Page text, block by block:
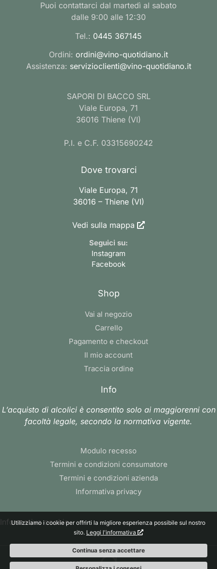
Puoi contattarci dal martedì al sabato
dalle 9:00 alle 12:30
Tel.: 0445 367145
Ordini: ordini@vino-quotidiano.it
Assistenza: servizioclienti@vino-quotidiano.it
SAPORI DI BACCO SRL
Viale Europa, 71
36016 Thiene (VI)
P.I. e C.F. 03315690242
Dove trovarci
Viale Europa, 71
36016 – Thiene (VI)
Vedi sulla mappa
Seguici su:
Instagram
Facebook
Shop
Vai al negozio
Carrello
Pagamento e checkout
Il mio account
Traccia ordine
Info
L’acquisto di alcolici è consentito solo ai maggiorenni con
facoltà legale, secondo la normativa vigente.
Modulo recesso
Termini e condizioni consumatore
Termini e condizioni azienda
Informativa privacy
Informativa cookie
Utilizziamo i cookie per offrirti la migliore esperienza possibile sul nostro
sito. Leggi l'informativa
Continua senza accettare